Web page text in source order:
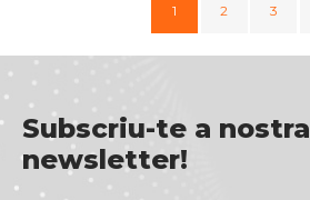
1 2 3
Subscriu-te a nostra
newsletter!